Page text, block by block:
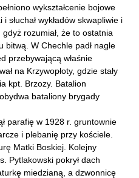
wykształcenie bojowe
słuchał wykładów skwapliwie i
rozumiał, że to ostatnia
bitwą. W Chechle padł nagle
przebywającą właśnie
na Krzywopłoty, gdzie stały
kpt. Brzozy. Batalion
bataliony brygady
parafię w 1928 r. gruntownie
i plebanię przy kościele.
Matki Boskiej. Kolejny
Pytlakowski pokrył dach
miedzianą, a dzwonnicę